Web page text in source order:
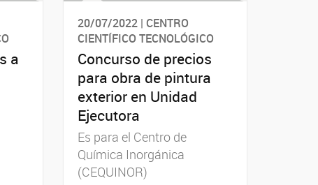
a
20/07/2022 | CENTRO
CIENTÍFICO TECNOLÓGICO
Concurso de precios
para obra de pintura
exterior en Unidad
Ejecutora
Es para el Centro de
Química Inorgánica
(CEQUINOR)